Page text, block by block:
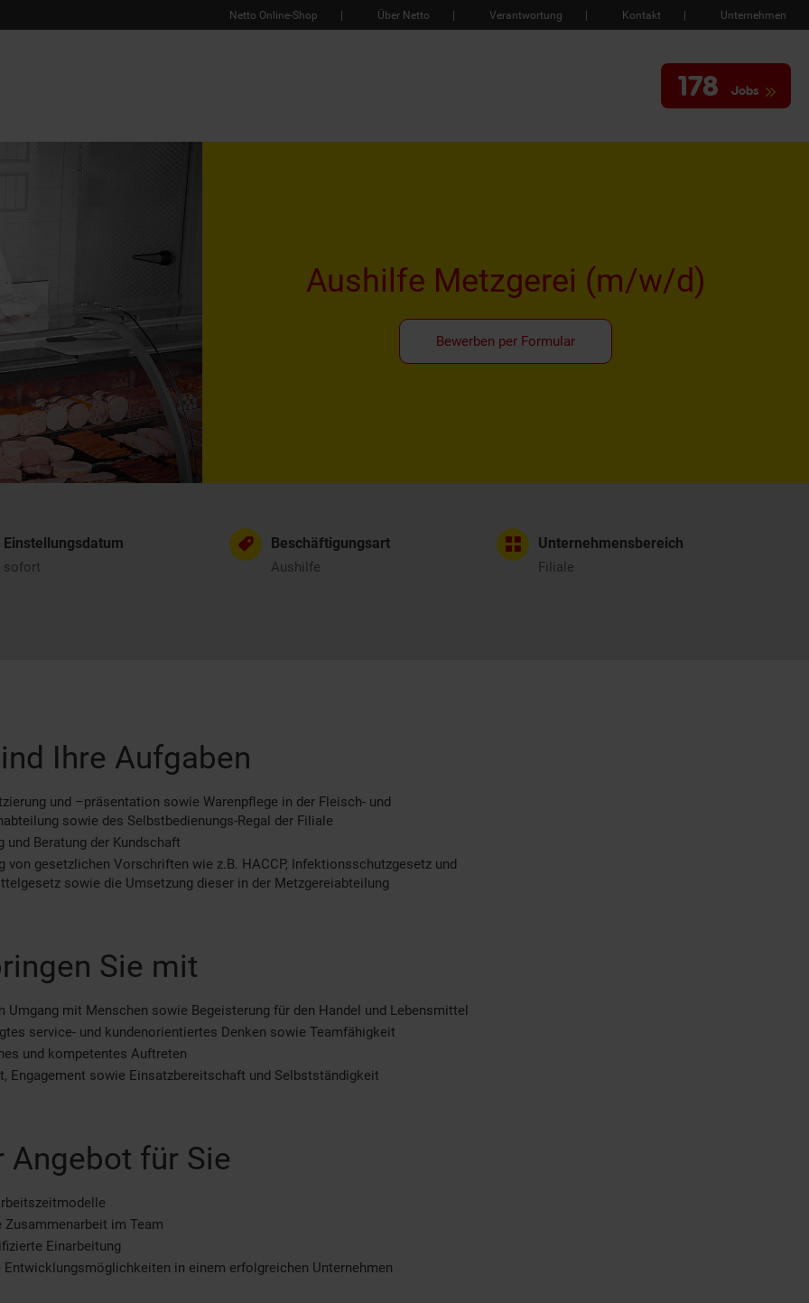
Netto Online-Shop Über Netto Verantwortung Kontakt Unternehmen
178 Jobs
Aushilfe Metzgerei (m/w/d)
Bewerben per Formular
Einstellungsdatum
sofort
Beschäftigungsart
Aushilfe
Unternehmensbereich
Filiale
Ihre Aufgaben
und –präsentation sowie Warenpflege in der Fleisch- und
sowie des Selbstbedienungs-Regal der Filiale
und Beratung der Kundschaft
von gesetzlichen Vorschriften wie z.B. HACCP, Infektionsschutzgesetz und
sowie die Umsetzung dieser in der Metzgereiabteilung
Sie mit
Umgang mit Menschen sowie Begeisterung für den Handel und Lebensmittel
service- und kundenorientiertes Denken sowie Teamfähigkeit
und kompetentes Auftreten
Engagement sowie Einsatzbereitschaft und Selbstständigkeit
Angebot für Sie
Zusammenarbeit im Team
Einarbeitung
in einem erfolgreichen Unternehmen